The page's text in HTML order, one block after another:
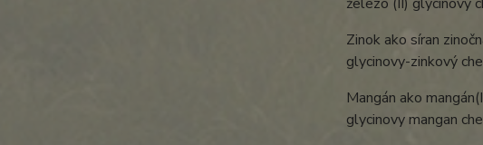
Zinok ako síran
glycinovy-
Mangán ako
glycinovy